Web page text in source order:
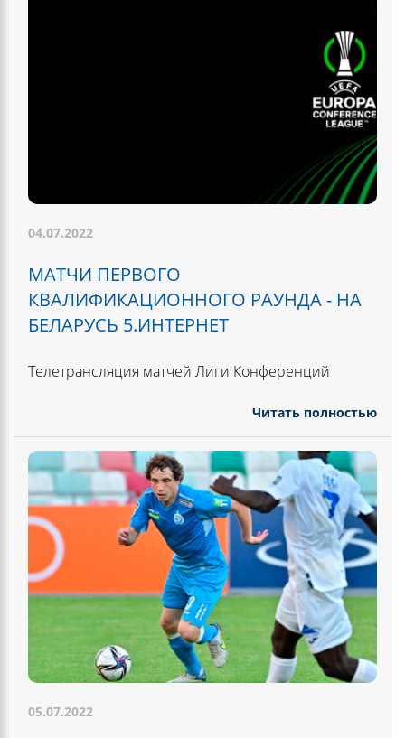
04.07.2022
МАТЧИ ПЕРВОГО
КВАЛИФИКАЦИОННОГО РАУНДА - НА
БЕЛАРУСЬ 5.ИНТЕРНЕТ
Телетрансляция матчей Лиги Конференций
Читать полностью
05.07.2022